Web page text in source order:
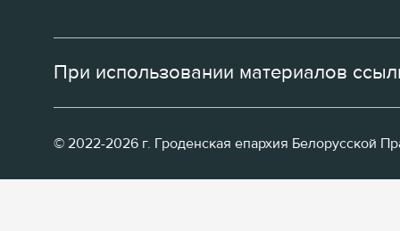
При использовании материалов
© 2022-2026 г. Гроденская епархия Белорусской